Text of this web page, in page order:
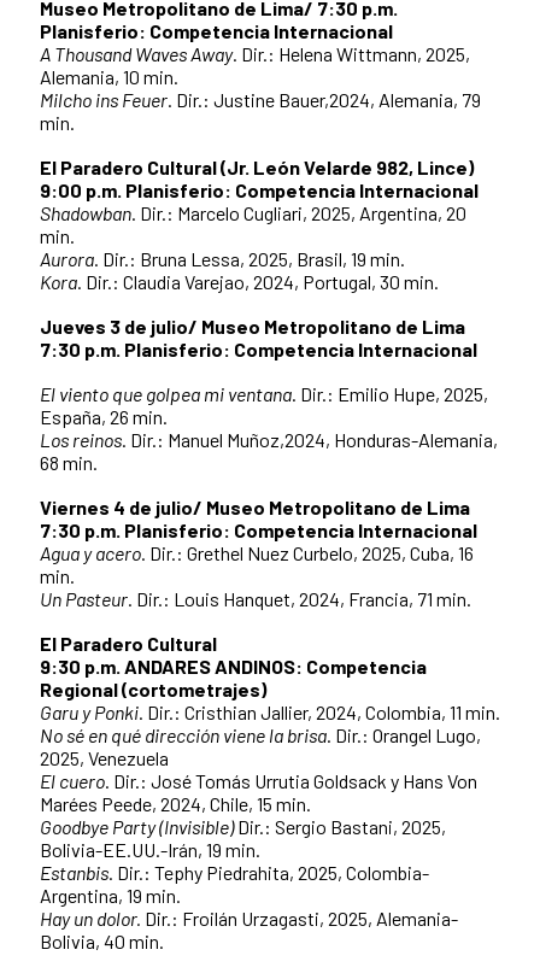
Museo Metropolitano de Lima/ 7:30 p.m.
Planisferio: Competencia Internacional
A Thousand Waves Away. Dir.: Helena Wittmann, 2025,
Alemania, 10 min.
Milcho ins Feuer. Dir.: Justine Bauer,2024, Alemania, 79
min.
El Paradero Cultural (Jr. León Velarde 982, Lince)
9:00 p.m. Planisferio: Competencia Internacional
Shadowban. Dir.: Marcelo Cugliari, 2025, Argentina, 20
min.
Aurora. Dir.: Bruna Lessa, 2025, Brasil, 19 min.
Kora. Dir.: Claudia Varejao, 2024, Portugal, 30 min.
Jueves 3 de julio/ Museo Metropolitano de Lima
7:30 p.m. Planisferio: Competencia Internacional
El viento que golpea mi ventana. Dir.: Emilio Hupe, 2025,
España, 26 min.
Los reinos. Dir.: Manuel Muñoz,2024, Honduras-Alemania,
68 min.
Viernes 4 de julio/ Museo Metropolitano de Lima
7:30 p.m. Planisferio: Competencia Internacional
Agua y acero. Dir.: Grethel Nuez Curbelo, 2025, Cuba, 16
min.
Un Pasteur. Dir.: Louis Hanquet, 2024, Francia, 71 min.
El Paradero Cultural
9:30 p.m. ANDARES ANDINOS: Competencia
Regional (cortometrajes)
Garu y Ponki. Dir.: Cristhian Jallier, 2024, Colombia, 11 min.
No sé en qué dirección viene la brisa. Dir.: Orangel Lugo,
2025, Venezuela
El cuero. Dir.: José Tomás Urrutia Goldsack y Hans Von
Marées Peede, 2024, Chile, 15 min.
Goodbye Party (Invisible)Dir.: Sergio Bastani, 2025,
Bolivia-EE.UU.-Irán, 19 min.
Estanbis. Dir.: Tephy Piedrahita, 2025, Colombia-
Argentina, 19 min.
Hay un dolor. Dir.: Froilán Urzagasti, 2025, Alemania-
Bolivia, 40 min.